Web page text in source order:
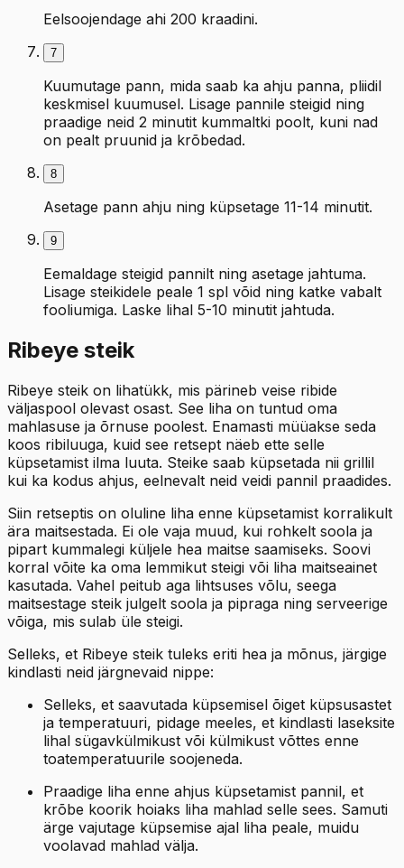
Eelsoojendage ahi 200 kraadini.
7
Kuumutage pann, mida saab ka ahju panna, pliidil
keskmisel kuumusel. Lisage pannile steigid ning
praadige neid 2 minutit kummaltki poolt, kuni nad
on pealt pruunid ja krõbedad.
8
Asetage pann ahju ning küpsetage 11-14 minutit.
9
Eemaldage steigid pannilt ning asetage jahtuma.
Lisage steikidele peale 1 spl võid ning katke vabalt
fooliumiga. Laske lihal 5-10 minutit jahtuda.
Ribeye steik
Ribeye steik on lihatükk, mis pärineb veise ribide
väljaspool olevast osast. See liha on tuntud oma
mahlasuse ja õrnuse poolest. Enamasti müüakse seda
koos ribiluuga, kuid see retsept näeb ette selle
küpsetamist ilma luuta. Steike saab küpsetada nii grillil
kui ka kodus ahjus, eelnevalt neid veidi pannil praadides.
Siin retseptis on oluline liha enne küpsetamist korralikult
ära maitsestada. Ei ole vaja muud, kui rohkelt soola ja
pipart kummalegi küljele hea maitse saamiseks. Soovi
korral võite ka oma lemmikut steigi või liha maitseainet
kasutada. Vahel peitub aga lihtsuses võlu, seega
maitsestage steik julgelt soola ja pipraga ning serveerige
võiga, mis sulab üle steigi.
Selleks, et Ribeye steik tuleks eriti hea ja mõnus, järgige
kindlasti neid järgnevaid nippe:
Selleks, et saavutada küpsemisel õiget küpsusastet
ja temperatuuri, pidage meeles, et kindlasti laseksite
lihal sügavkülmikust või külmikust võttes enne
toatemperatuurile soojeneda.
Praadige liha enne ahjus küpsetamist pannil, et
krõbe koorik hoiaks liha mahlad selle sees. Samuti
ärge vajutage küpsemise ajal liha peale, muidu
voolavad mahlad välja.